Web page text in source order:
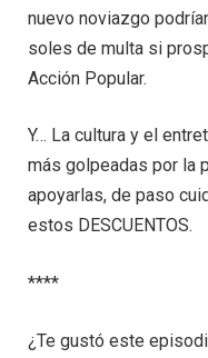
nuevo noviazgo
soles de multa si
Acción Popular.
Y… La cultura y el
más golpeadas por la
apoyarlas, de paso
estos DESCUENTOS.
****
¿Te gustó este